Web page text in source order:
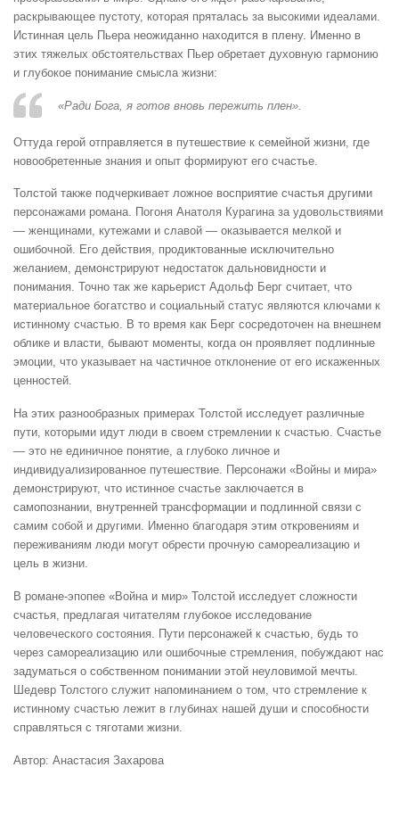
раскрывающее пустоту, которая пряталась за высокими идеалами.
Истинная цель Пьера неожиданно находится в плену. Именно в
этих тяжелых обстоятельствах Пьер обретает духовную гармонию
и глубокое понимание смысла жизни:
«Ради Бога, я готов вновь пережить плен».
Оттуда герой отправляется в путешествие к семейной жизни, где
новообретенные знания и опыт формируют его счастье.
Толстой также подчеркивает ложное восприятие счастья другими
персонажами романа. Погоня Анатоля Курагина за удовольствиями
— женщинами, кутежами и славой — оказывается мелкой и
ошибочной. Его действия, продиктованные исключительно
желанием, демонстрируют недостаток дальновидности и
понимания. Точно так же карьерист Адольф Берг считает, что
материальное богатство и социальный статус являются ключами к
истинному счастью. В то время как Берг сосредоточен на внешнем
облике и власти, бывают моменты, когда он проявляет подлинные
эмоции, что указывает на частичное отклонение от его искаженных
ценностей.
На этих разнообразных примерах Толстой исследует различные
пути, которыми идут люди в своем стремлении к счастью. Счастье
— это не единичное понятие, а глубоко личное и
индивидуализированное путешествие. Персонажи «Войны и мира»
демонстрируют, что истинное счастье заключается в
самопознании, внутренней трансформации и подлинной связи с
самим собой и другими. Именно благодаря этим откровениям и
переживаниям люди могут обрести прочную самореализацию и
цель в жизни.
В романе-эпопее «Война и мир» Толстой исследует сложности
счастья, предлагая читателям глубокое исследование
человеческого состояния. Пути персонажей к счастью, будь то
через самореализацию или ошибочные стремления, побуждают нас
задуматься о собственном понимании этой неуловимой мечты.
Шедевр Толстого служит напоминанием о том, что стремление к
истинному счастью лежит в глубинах нашей души и способности
справляться с тяготами жизни.
Автор: Анастасия Захарова